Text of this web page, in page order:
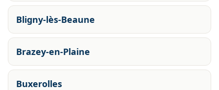
Bligny-lès-Beaune
Brazey-en-Plaine
Buxerolles